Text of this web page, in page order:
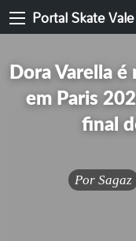
Portal Skate
Dora Varella
em Paris
final
Por Sagaz